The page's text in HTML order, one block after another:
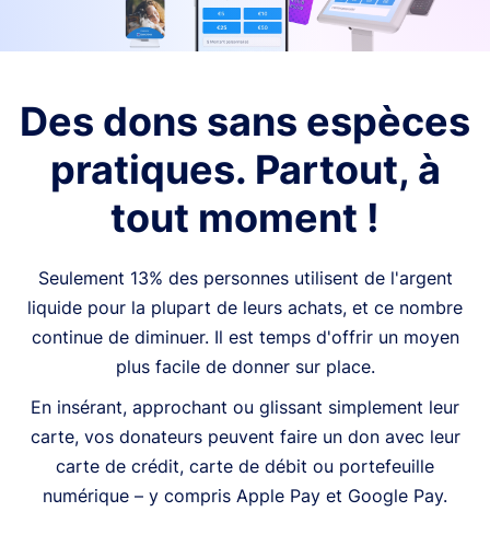
Des dons sans espèces
pratiques. Partout, à
tout moment !
Seulement 13% des personnes utilisent de l'argent
liquide pour la plupart de leurs achats, et ce nombre
continue de diminuer. Il est temps d'offrir un moyen
plus facile de donner sur place.
En insérant, approchant ou glissant simplement leur
carte, vos donateurs peuvent faire un don avec leur
carte de crédit, carte de débit ou portefeuille
numérique – y compris Apple Pay et Google Pay.